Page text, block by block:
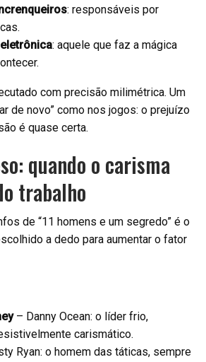
: responsáveis por
: aquele que faz a mágica
com precisão milimétrica. Um
de novo” como nos jogos: o prejuízo
é quase certa.
quando o carisma
trabalho
de “11 homens e um segredo” é o
a dedo para aumentar o fator
– Danny Ocean: o líder frio,
carismático.
Ryan: o homem das táticas, sempre